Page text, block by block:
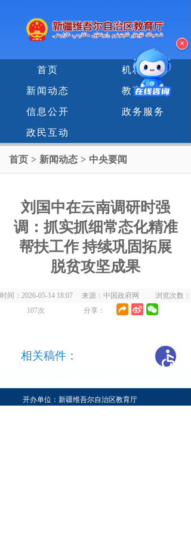
首页 机构设置
新闻动态 教育专题
信息公开 政务服务
政民互动
首页 > 新闻动态 > 中央要闻
刘国中在云南调研时强
调：抓实抓细常态化精准
帮扶工作 持续巩固拓展
脱贫攻坚成果
时间：2026-05-14 18:07 来源：中国政府网 浏览次数：
107次 分享：
相关稿件：
开办单位：新疆维吾尔自治区教育厅
×